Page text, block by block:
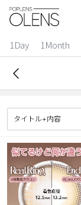
1Day 1Month
ログイン
カラコン比較
今月限定特典
ベスト
カラコン
装着期間
1 Day
タイトル+内容